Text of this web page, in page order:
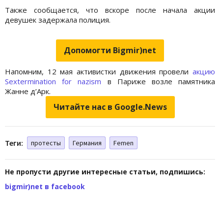
Также сообщается, что вскоре после начала акции
девушек задержала полиция.
Допомогти Bigmir)net
Напомним, 12 мая активистки движения провели акцию
Sextermination for nazism в Париже возле памятника
Жанне д’Арк.
Читайте нас в Google.News
Теги: протесты Германия Femen
Не пропусти другие интересные статьи, подпишись:
bigmir)net в facebook